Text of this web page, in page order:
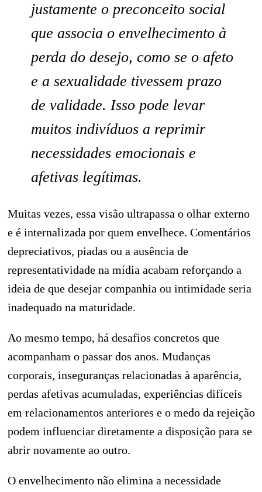
justamente o preconceito social
que associa o envelhecimento à
perda do desejo, como se o afeto
e a sexualidade tivessem prazo
de validade. Isso pode levar
muitos indivíduos a reprimir
necessidades emocionais e
afetivas legítimas.
Muitas vezes, essa visão ultrapassa o olhar externo
e é internalizada por quem envelhece. Comentários
depreciativos, piadas ou a ausência de
representatividade na mídia acabam reforçando a
ideia de que desejar companhia ou intimidade seria
inadequado na maturidade.
Ao mesmo tempo, há desafios concretos que
acompanham o passar dos anos. Mudanças
corporais, inseguranças relacionadas à aparência,
perdas afetivas acumuladas, experiências difíceis
em relacionamentos anteriores e o medo da rejeição
podem influenciar diretamente a disposição para se
abrir novamente ao outro.
O envelhecimento não elimina a necessidade